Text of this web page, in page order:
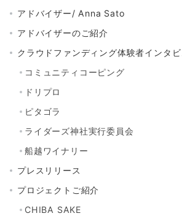
アドバイザー/ Anna Sato
アドバイザーのご紹介
クラウドファンディング体験者インタビ
コミュニティコーピング
ドリプロ
ピタゴラ
ライダーズ神社実行委員会
船越ワイナリー
プレスリリース
プロジェクトご紹介
CHIBA SAKE